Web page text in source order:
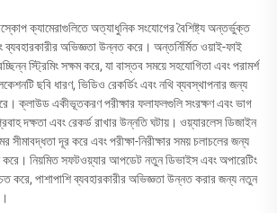
ক্যামেরাগুলিতে অত্যাধুনিক সংযোগের বৈশিষ্ট্য অন্তর্ভুক্ত
ব্যবহারকারীর অভিজ্ঞতা উন্নত করে। অন্তর্নির্মিত ওয়াই-ফাই
স্ট্রিমিং সক্ষম করে, যা বাস্তব সময়ে সহযোগিতা এবং পরামর্শ
ছবি ধারণ, ভিডিও রেকর্ডিং এবং নথি ব্যবস্থাপনার জন্য
ক্লাউড একীভূতকরণ পরীক্ষার ফলাফলগুলি সংরক্ষণ এবং ভাগ
দক্ষতা এবং রেকর্ড রাখার উন্নতি ঘটায়। ওয়্যারলেস ডিজাইন
সীমাবদ্ধতা দূর করে এবং পরীক্ষা-নিরীক্ষার সময় চলাচলের জন্য
করে। নিয়মিত সফটওয়্যার আপডেট নতুন ডিভাইস এবং অপারেটিং
করে, পাশাপাশি ব্যবহারকারীর অভিজ্ঞতা উন্নত করার জন্য নতুন